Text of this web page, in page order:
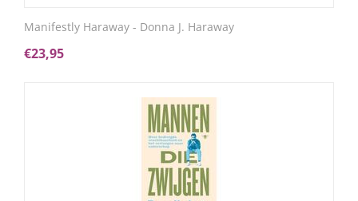
Manifestly Haraway - Donna J. Haraway
€23,95